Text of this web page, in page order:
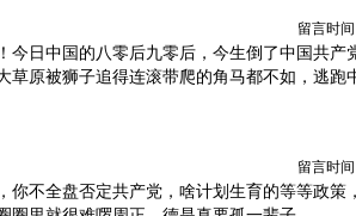
留言时间
今日中国的八零后九零后，今生倒了中国共产
草原被狮子追得连滚带爬的角马都不如，逃跑
留言时间
你不全盘否定共产党，啥计划生育的等等政策